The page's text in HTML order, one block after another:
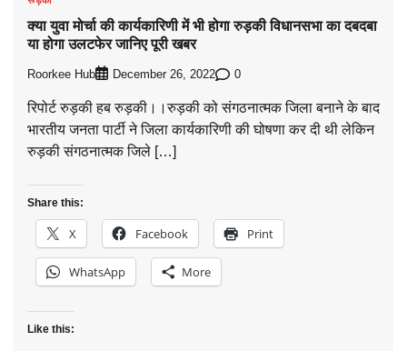
क्या युवा मोर्चा की कार्यकारिणी में भी होगा रुड़की विधानसभा का दबदबा
या होगा उलटफेर जानिए पूरी खबर
Roorkee Hub December 26, 2022 0
रिपोर्ट रुड़की हब रुड़की।।रुड़की को संगठनात्मक जिला बनाने के बाद
भारतीय जनता पार्टी ने जिला कार्यकारिणी की घोषणा कर दी थी लेकिन
रुड़की संगठनात्मक जिले […]
Share this:
X Facebook Print
WhatsApp More
Like this: